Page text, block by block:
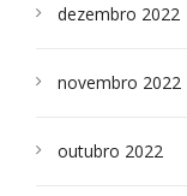
dezembro 2022
novembro 2022
outubro 2022